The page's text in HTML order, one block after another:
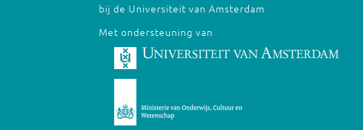
bij de Universiteit van Amsterdam
Met ondersteuning van